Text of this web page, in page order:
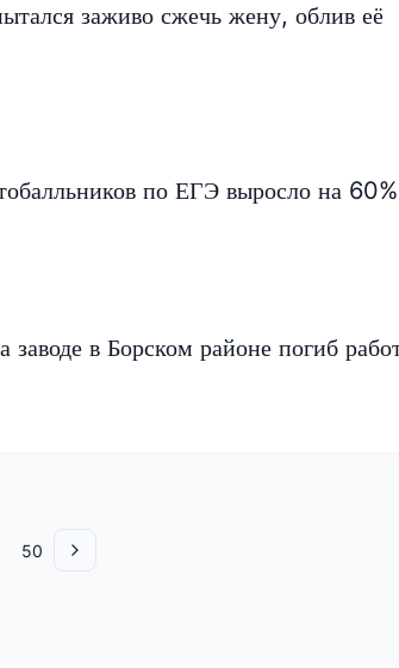
заживо сжечь жену, облив её
по ЕГЭ выросло на 60%
заводе в Борском районе погиб
pages
50 Вперед